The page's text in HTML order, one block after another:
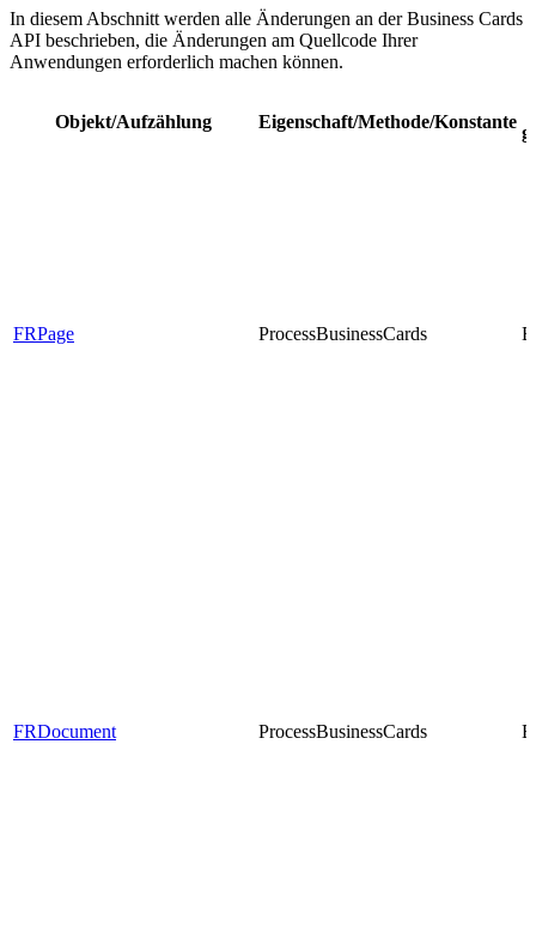
In diesem Abschnitt werden alle Änderungen an der Business Cards
API beschrieben, die Änderungen am Quellcode Ihrer
Anwendungen erforderlich machen können.
Objekt/Aufzählung Eigenschaft/Methode/Konstante
FRPage ProcessBusinessCards
FRDocument ProcessBusinessCards